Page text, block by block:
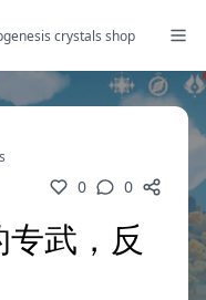
genesis crystals shop
0 0
武，反